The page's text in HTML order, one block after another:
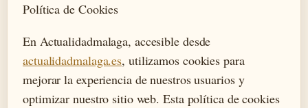
Política de Cookies
En Actualidadmalaga, accesible desde
actualidadmalaga.es, utilizamos cookies para
mejorar la experiencia de nuestros usuarios y
optimizar nuestro sitio web. Esta política de cookies